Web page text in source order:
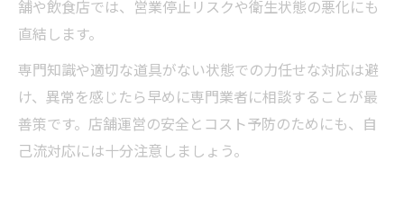
舗や飲食店では、営業停止リスクや衛生状態の悪化にも
直結します。
専門知識や適切な道具がない状態での力任せな対応は避
け、異常を感じたら早めに専門業者に相談することが最
善策です。店舗運営の安全とコスト予防のためにも、自
己流対応には十分注意しましょう。